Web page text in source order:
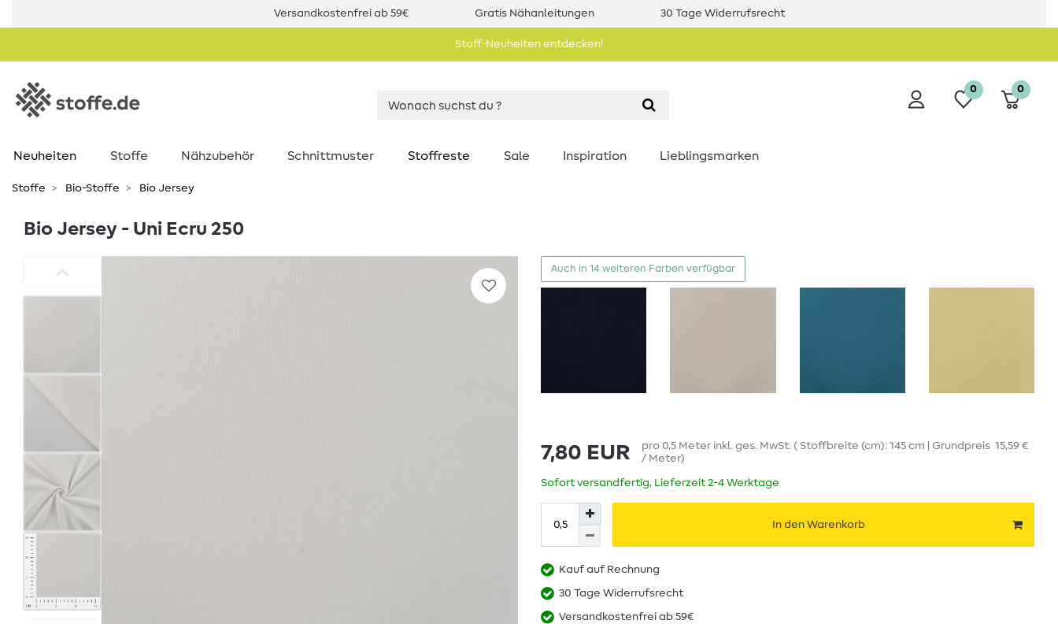
Versandkostenfrei ab 59€ Gratis Nähanleitungen 30 Tage Widerrufsrecht
Stoff-Neuheiten entdecken!
0 0
Neuheiten Stoffe Nähzubehör Schnittmuster Stoffreste Sale Inspiration Lieblingsmarken
Stoffe Bio-Stoffe Bio Jersey
Bio Jersey - Uni Ecru 250
Auch in 14 weiteren Farben verfügbar
7,80 EUR pro 0,5 Meter inkl. ges. MwSt. ( Stoffbreite (cm): 145 cm | Grundpreis 15,59 €
/ Meter)
Sofort versandfertig, Lieferzeit 2-4 Werktage
In den Warenkorb
Kauf auf Rechnung
30 Tage Widerrufsrecht
Versandkostenfrei ab 59€